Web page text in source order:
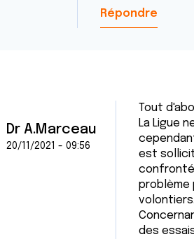
Répondre
Dr A.Marceau
20/11/2021 - 09:56
Tout
La Ligue
est
problème
volontiers.
des